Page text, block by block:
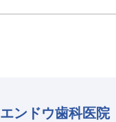
エンドウ歯科医院